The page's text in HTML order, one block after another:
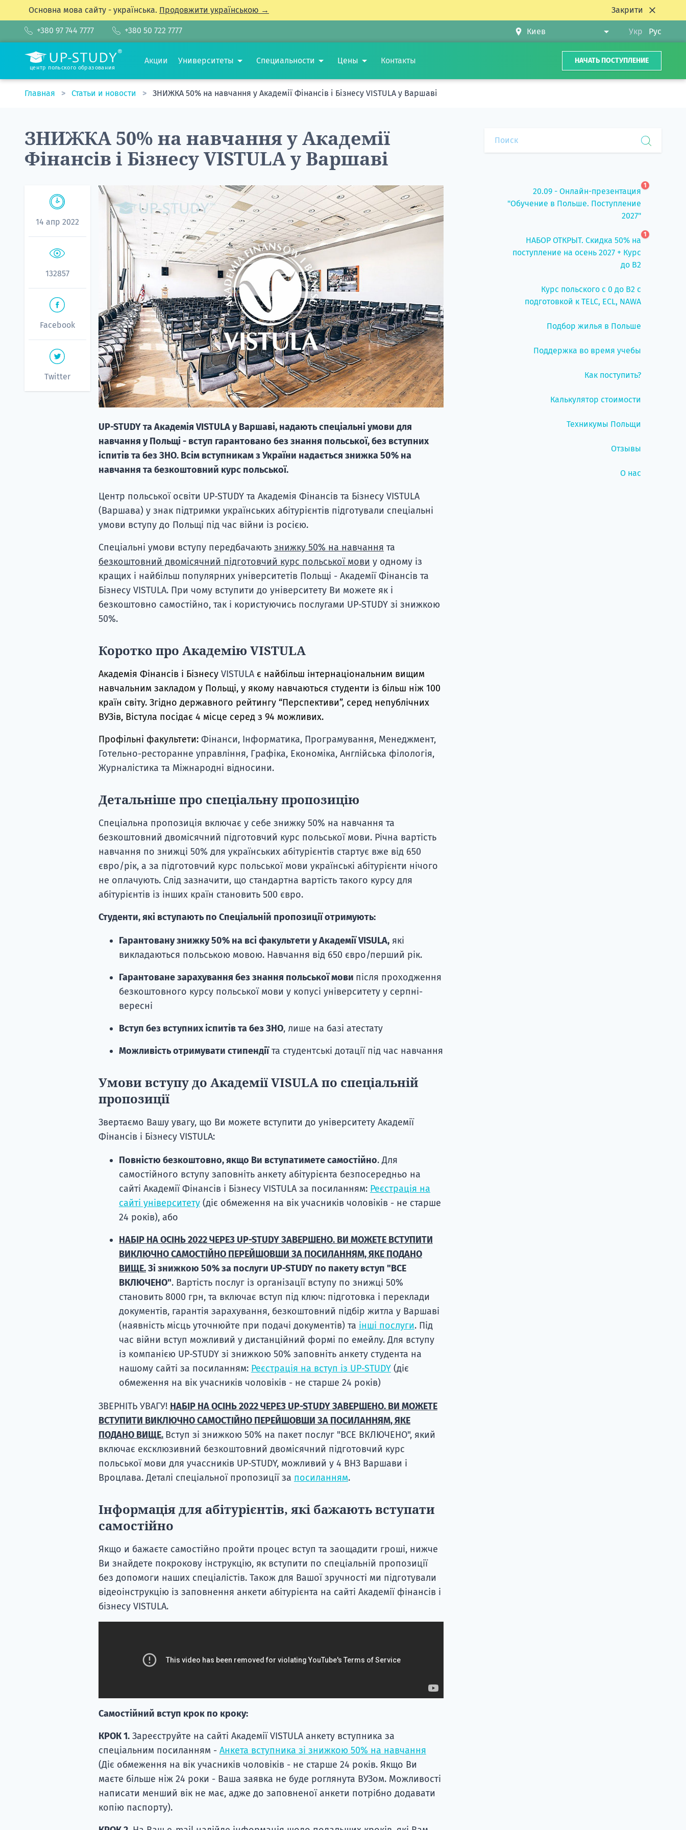
Основна мова сайту - українська. Продовжити українською → Закрити
+380 97 744 7777 +380 50 722 7777 Укр Рус
центр польского образования
Акции Университеты Специальности Цены Контакты НАЧАТЬ ПОСТУПЛЕНИЕ
Главная Статьи и новости ЗНИЖКА 50% на навчання у Академії Фінансів і Бізнесу VISTULA у Варшаві
ЗНИЖКА 50% на навчання у Академії
Фінансів і Бізнесу VISTULA у Варшаві
14 апр 2022
132857
Facebook
Twitter
UP-STUDY та Академія VISTULA у Варшаві, надають спеціальні умови для
навчання у Польщі - вступ гарантовано без знання польської, без вступних
іспитів та без ЗНО. Всім вступникам з України надається знижка 50% на
навчання та безкоштовний курс польської.
Центр польської освіти UP-STUDY та Академія Фінансів та Бізнесу VISTULA
(Варшава) у знак підтримки українських абітурієнтів підготували спеціальні
умови вступу до Польщі під час війни із росією.
Спеціальні умови вступу передбачають знижку 50% на навчання та
безкоштовний двомісячний підготовчий курс польської мови у одному із
кращих і найбільш популярних університетів Польщі - Академії Фінансів та
Бізнесу VISTULA. При чому вступити до університету Ви можете як і
безкоштовно самостійно, так і користуючись послугами UP-STUDY зі знижкою
50%.
Коротко про Академію VISTULA
Академія Фінансів і Бізнесу VISTULA є найбільш інтернаціональним вищим
навчальним закладом у Польщі, у якому навчаються студенти із більш ніж 100
країн світу. Згідно державного рейтингу “Перспективи”, серед непублічних
ВУЗів, Вістула посідає 4 місце серед з 94 можливих.
Профільні факультети: Фінанси, Інформатика, Програмування, Менеджмент,
Готельно-ресторанне управління, Графіка, Економіка, Англійська філологія,
Журналістика та Міжнародні відносини.
Детальніше про спеціальну пропозицію
Спеціальна пропозиція включає у себе знижку 50% на навчання та
безкоштовний двомісячний підготовчий курс польської мови. Річна вартість
навчання по знижці 50% для українських абітурієнтів стартує вже від 650
євро/рік, а за підготовчий курс польської мови українські абітурієнти нічого
не оплачують. Слід зазначити, що стандартна вартість такого курсу для
абітурієнтів із інших країн становить 500 євро.
Студенти, які вступають по Спеціальній пропозиції отримують:
Гарантовану знижку 50% на всі факультети у Академії VISULA,які
викладаються польською мовою. Навчання від 650 євро/перший рік.
Гарантоване зарахування без знання польської мови після проходження
безкоштовного курсу польської мови у копусі університету у серпні-
вересні
Вступ без вступних іспитів та без ЗНО, лише на базі атестату
Можливість отримувати стипендіїта студентські дотації під час навчання
Умови вступу до Академії VISULA по спеціальній
пропозиції
Звертаємо Вашу увагу, що Ви можете вступити до університету Академії
Фінансів і Бізнесу VISTULA:
Повністю безкоштовно, якщо Ви вступатимете самостійно. Для
самостійного вступу заповніть анкету абітурієнта безпосередньо на
сайті Академії Фінансів і Бізнесу VISTULA за посиланням: Реєстрація на
сайті університету(діє обмеження на вік учасників чоловіків - не старше
24 років), або
НАБІР НА ОСІНЬ 2022 ЧЕРЕЗ UP-STUDY ЗАВЕРШЕНО. ВИ МОЖЕТЕ ВСТУПИТИ
ВИКЛЮЧНО САМОСТІЙНО ПЕРЕЙШОВШИ ЗА ПОСИЛАННЯМ, ЯКЕ ПОДАНО
ВИЩЕ.Зі знижкою 50% за послуги UP-STUDY по пакету вступ "ВСЕ
ВКЛЮЧЕНО". Вартість послуг із організації вступу по знижці 50%
становить 8000 грн, та включає вступ під ключ: підготовка і переклади
документів, гарантія зарахування, безкоштовний підбір житла у Варшаві
(наявність місць уточнюйте при подачі документів) та інші послуги. Під
час війни вступ можливий у дистанційний формі по емейлу. Для вступу
із компанією UP-STUDY зі знижкою 50% заповніть анкету студента на
нашому сайті за посиланням: Реєстрація на вступ із UP-STUDY(діє
обмеження на вік учасників чоловіків - не старше 24 років)
ЗВЕРНІТЬ УВАГУ! НАБІР НА ОСІНЬ 2022 ЧЕРЕЗ UP-STUDY ЗАВЕРШЕНО. ВИ МОЖЕТЕ
ВСТУПИТИ ВИКЛЮЧНО САМОСТІЙНО ПЕРЕЙШОВШИ ЗА ПОСИЛАННЯМ, ЯКЕ
ПОДАНО ВИЩЕ. Вступ зі знижкою 50% на пакет послуг "ВСЕ ВКЛЮЧЕНО", який
включає ексклюзивний безкоштовний двомісячний підготовчий курс
польської мови для учассників UP-STUDY, можливий у 4 ВНЗ Варшави і
Вроцлава. Деталі спеціальної пропозиції за посиланням.
Інформація для абітурієнтів, які бажають вступати
самостійно
Якщо и бажаєте самостійно пройти процес вступ та заощадити гроші, нижче
Ви знайдете покрокову інструкцію, як вступити по спеціальній пропозиції
без допомоги наших спеціалістів. Також для Вашої зручності ми підготували
відеоінструкцію із заповнення анкети абітурієнта на сайті Академії фінансів і
бізнесу VISTULA.
Самостійний вступ крок по кроку:
КРОК 1.Зареєструйте на сайті Академії VISTULA анкету вступника за
спеціальним посиланням - Анкета вступника зі знижкою 50% на навчання
(Діє обмеження на вік учасників чоловіків - не старше 24 років. Якщо Ви
маєте більше ніж 24 роки - Ваша заявка не буде роглянута ВУЗом. Можливості
написати менший вік не має, адже до заповненої анкети потрібно додавати
копію паспорту).
20.09 - Онлайн-презентация
"Обучение в Польше. Поступление
2027"
1
НАБОР ОТКРЫТ. Скидка 50% на
поступление на осень 2027 + Курс
до B2
1
Курс польского с 0 до B2 с
подготовкой к TELC, ECL, NAWA
Подбор жилья в Польше
Поддержка во время учебы
Как поступить?
Калькулятор стоимости
Техникумы Польщи
Отзывы
О нас